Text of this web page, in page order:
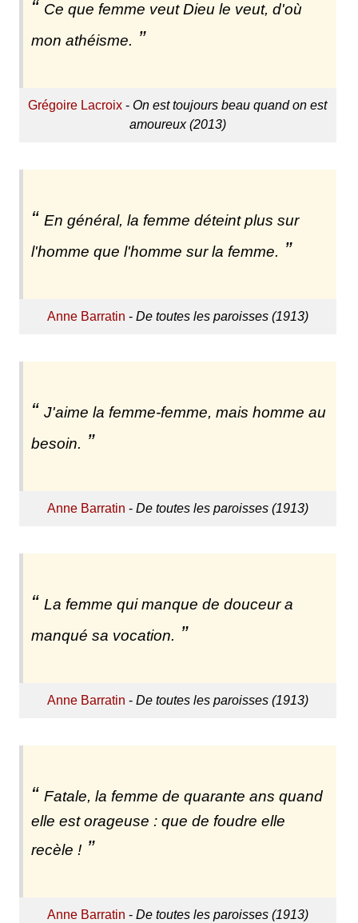
Ce que femme veut Dieu le veut, d'où
mon athéisme.
Grégoire Lacroix -On est toujours beau quand on est
amoureux (2013)
En général, la femme déteint plus sur
l'homme que l'homme sur la femme.
Anne Barratin - De toutes les paroisses (1913)
J'aime la femme-femme, mais homme au
besoin.
Anne Barratin - De toutes les paroisses (1913)
La femme qui manque de douceur a
manqué sa vocation.
Anne Barratin - De toutes les paroisses (1913)
Fatale, la femme de quarante ans quand
elle est orageuse : que de foudre elle
recèle !
Anne Barratin - De toutes les paroisses (1913)